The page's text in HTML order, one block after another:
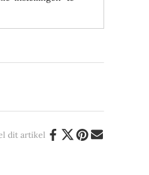
dit artikel